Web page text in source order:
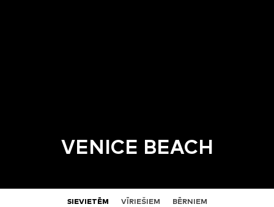
VENICE BEACH
SIEVIETĒM VĪRIEŠIEM BĒRNIEM